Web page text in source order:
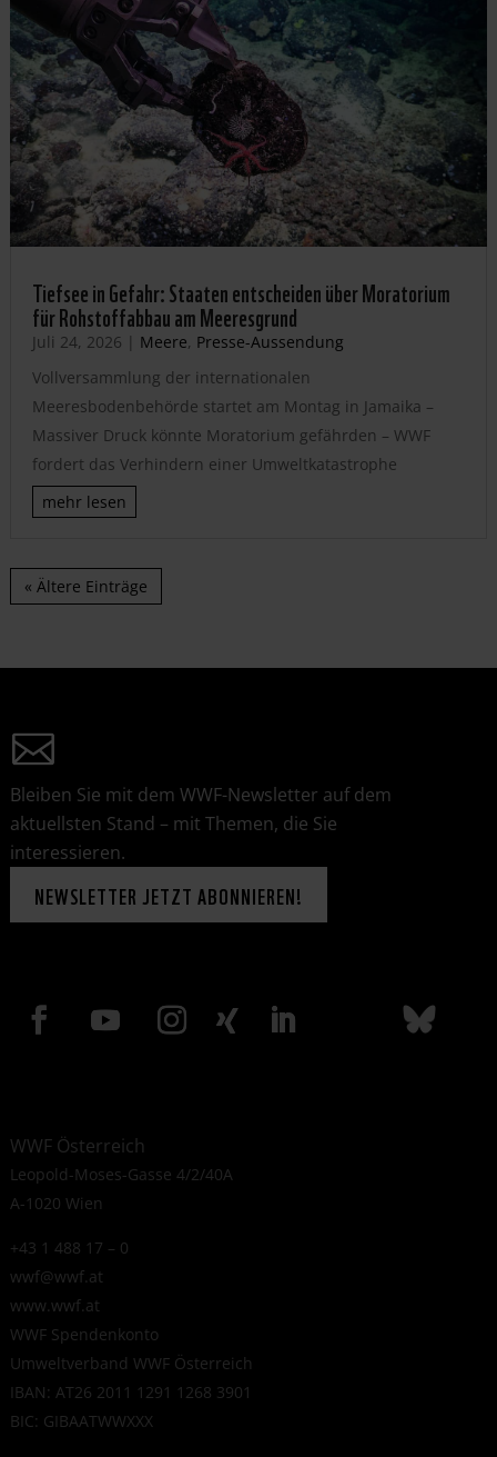
Tiefsee in Gefahr: Staaten entscheiden über Moratorium
für Rohstoffabbau am Meeresgrund
Juli 24, 2026 | Meere, Presse-Aussendung
Vollversammlung der internationalen
Meeresbodenbehörde startet am Montag in Jamaika –
Massiver Druck könnte Moratorium gefährden – WWF
fordert das Verhindern einer Umweltkatastrophe
mehr lesen
« Ältere Einträge
Bleiben Sie mit dem WWF-Newsletter auf dem
aktuellsten Stand – mit Themen, die Sie
interessieren.
NEWSLETTER JETZT ABONNIEREN!
WWF Österreich
Leopold-Moses-Gasse 4/2/40A
A-1020 Wien
+43 1 488 17 – 0
wwf@wwf.at
www.wwf.at
WWF Spendenkonto
Umweltverband WWF Österreich
IBAN: AT26 2011 1291 1268 3901
BIC: GIBAATWWXXX